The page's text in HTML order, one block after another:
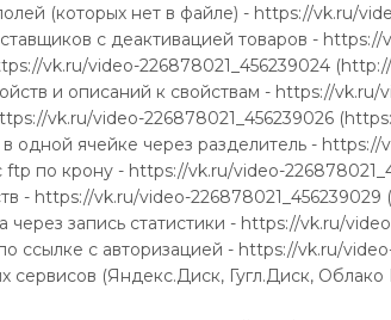
(которых нет в файле) - https://vk.ru/
с деактивацией товаров -
vk.ru/video-226878021_456239024
и описаний к свойствам - https://
vk.ru/video-226878021_456239026
в одной ячейке через разделитель -
ftp по крону - https://vk.ru/video-
- https://vk.ru/video-
через запись статистики - https://vk.ru/
ссылке с авторизацией - https://vk.ru/
сервисов (Яндекс.Диск, Гугл.Диск,